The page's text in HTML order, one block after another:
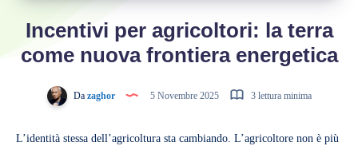
Incentivi per agricoltori: la terra
come nuova frontiera energetica
Dazaghor 5 Novembre 2025 3 lettura minima
L’identità stessa dell’agricoltura sta cambiando. L’agricoltore non è più